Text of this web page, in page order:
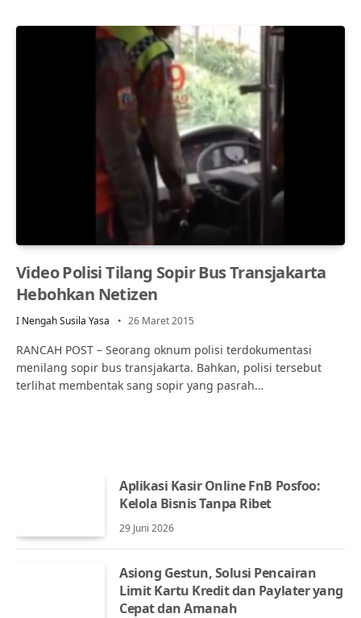
Video Polisi Tilang Sopir Bus Transjakarta
Hebohkan Netizen
I Nengah Susila Yasa 26 Maret 2015
RANCAH POST – Seorang oknum polisi terdokumentasi
menilang sopir bus transjakarta. Bahkan, polisi tersebut
terlihat membentak sang sopir yang pasrah…
Aplikasi Kasir Online FnB Posfoo:
Kelola Bisnis Tanpa Ribet
29 Juni 2026
Asiong Gestun, Solusi Pencairan
Limit Kartu Kredit dan Paylater yang
Cepat dan Amanah